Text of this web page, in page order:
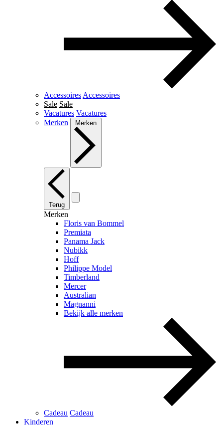
Accessoires Accessoires
Sale Sale
Vacatures Vacatures
Merken
Merken
Terug
Merken
Floris van Bommel
Premiata
Panama Jack
Nubikk
Hoff
Philippe Model
Timberland
Mercer
Australian
Magnanni
Bekijk alle merken
Cadeau Cadeau
Kinderen